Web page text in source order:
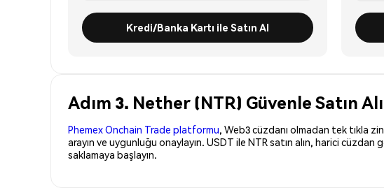
Kredi/Banka Kartı ile Satın Al
Adım 3. Nether (NTR) Güvenle Satın
Phemex Onchain Trade platformu, Web3 cüzdanı olmadan tek tıkla
arayın ve uygunluğu onaylayın. USDT ile NTR satın alın, harici
saklamaya başlayın.